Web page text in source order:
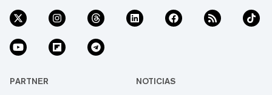
PARTNER NOTICIAS